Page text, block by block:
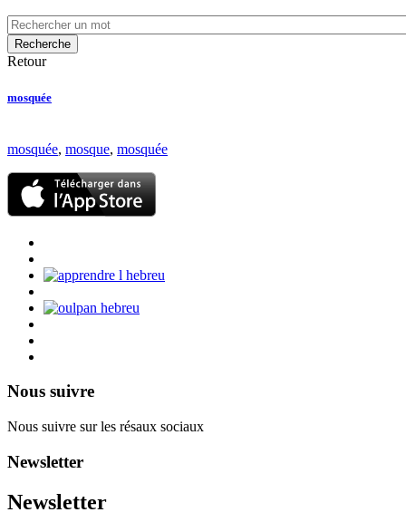
Retour
mosquée
mosquée, mosque, mosquée
Nous suivre
Nous suivre sur les résaux sociaux
Newsletter
Newsletter